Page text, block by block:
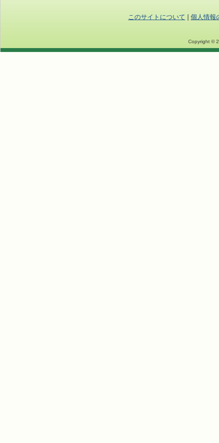
このサイトについて 個人情報
Copyright ©